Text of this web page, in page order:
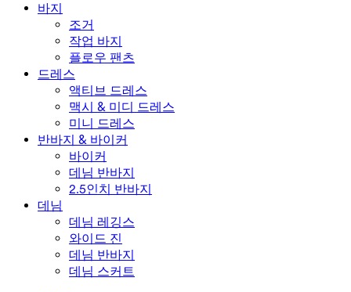
수영복 세트
언더웨어
바지
조거
작업 바지
플로우 팬츠
드레스
액티브 드레스
맥시 & 미디 드레스
미니 드레스
반바지 & 바이커
바이커
데님 반바지
2.5인치 반바지
데님
데님 레깅스
와이드 진
데님 반바지
데님 스커트